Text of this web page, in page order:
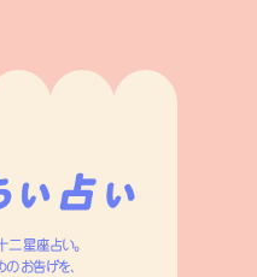
二星座占い。
お告げを、